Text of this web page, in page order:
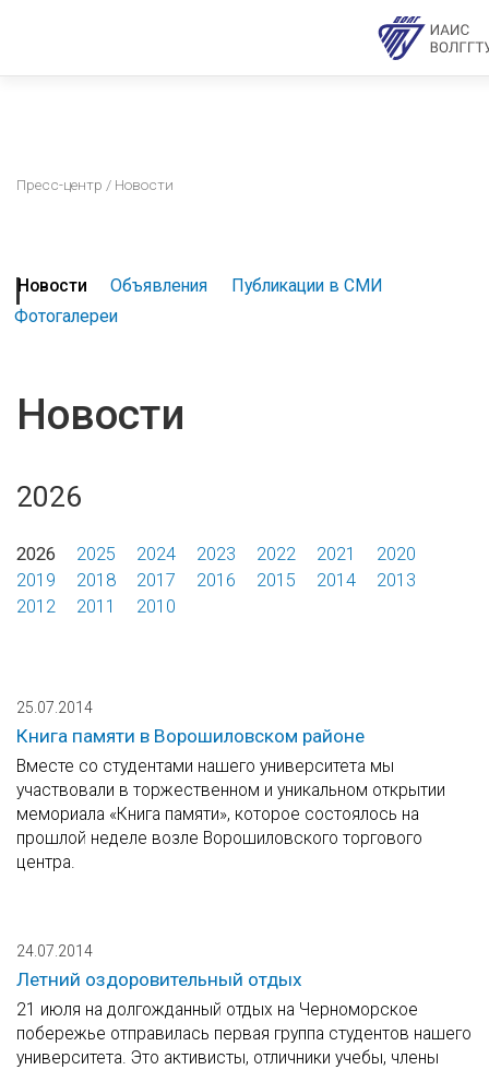
Пресс-центр / Новости
Новости Объявления
Публикации в СМИ
Фотогалереи
Новости
2026
2026 2025 2024 2023 2022 2021
2020
2019
2018 2017 2016 2015 2014
2013
2012
2011 2010
25.07.2014
Книга памяти в Ворошиловском районе
Вместе со студентами нашего университета мы
участвовали в торжественном и уникальном открытии
мемориала «Книга памяти», которое состоялось на
прошлой неделе возле Ворошиловского торгового
центра.
24.07.2014
Летний оздоровительный отдых
21 июля на долгожданный отдых на Черноморское
побережье отправилась первая группа студентов нашего
университета. Это активисты, отличники учебы, члены